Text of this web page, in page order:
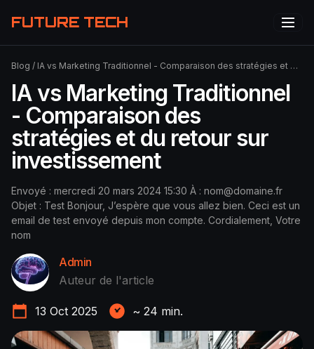
FUTURE TECH
Blog / IA vs Marketing Traditionnel - Comparaison des stratégies et du retour sur investissement
IA vs Marketing Traditionnel
- Comparaison des
stratégies et du retour sur
investissement
Envoyé : mercredi 20 mars 2024 15:30 À : nom@domaine.fr
Objet : Test Bonjour, J’espère que vous allez bien. Ceci est un
email de test envoyé depuis mon compte. Cordialement, Votre
nom
Admin
Auteur de l'article
13 Oct 2025 ~ 24 min.